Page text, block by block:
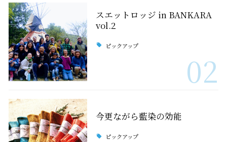
スエットロッジ in BANKARA
vol.2
ピックアップ
02
今更ながら藍染の効能
ピックアップ